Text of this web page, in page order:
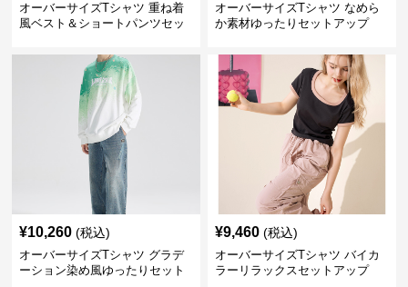
オーバーサイズTシャツ 重ね着
風ベスト＆ショートパンツセッ
オーバーサイズTシャツ なめら
か素材ゆったりセットアップ
¥10,260 (税込)
オーバーサイズTシャツ グラデ
ーション染め風ゆったりセット
¥9,460 (税込)
オーバーサイズTシャツ バイカ
ラーリラックスセットアップ